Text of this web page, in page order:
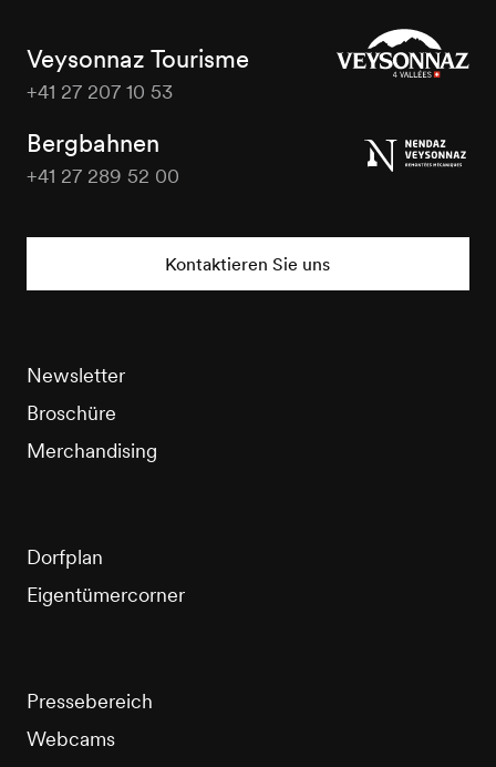
Veysonnaz Tourisme
+41 27 207 10 53
Bergbahnen
+41 27 289 52 00
Kontaktieren Sie uns
Newsletter
Broschüre
Merchandising
Dorfplan
Eigentümercorner
Pressebereich
Webcams